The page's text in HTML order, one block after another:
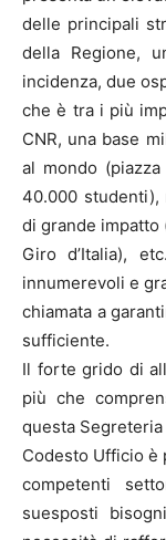
delle principali
della Regione,
incidenza, due
che è tra i più
CNR, una base
al mondo
40.000 studenti),
di grande impatto
Giro d’Italia),
innumerevoli e
chiamata a
sufficiente.
Il forte grido di
più che
questa Segreteria
Codesto Ufficio
competenti
suesposti